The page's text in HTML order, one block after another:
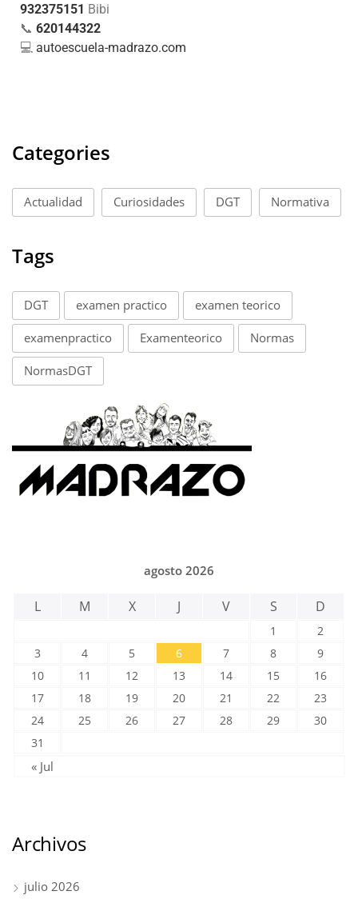
932375151 Bibi
📞 620144322
💻 autoescuela-madrazo.com
Categories
Actualidad Curiosidades DGT Normativa
Tags
DGT examen practico examen teorico
examenpractico Examenteorico Normas
NormasDGT
agosto 2026
L M X J V S D
1
2
3
4 5 6 7 8
9
10
11 12 13 14 15
16
17
18 19 20 21 22
23
24
25 26 27 28 29
30
31
« Jul
Archivos
julio 2026